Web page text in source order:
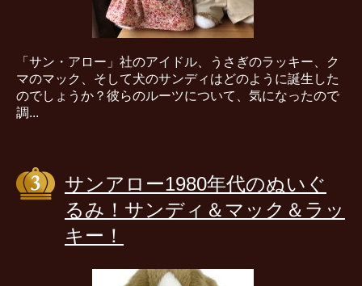
「サン・アロー」社のアイドル、うさぎのラッキー、ク
マのマック、そして犬のサンディはどのように誕生した
のでしょうか？彼らのルーツについて、気になったので
調...
サンアロー1980年代のぬいぐ
るみ！サンディ＆マック＆ラッ
キー！